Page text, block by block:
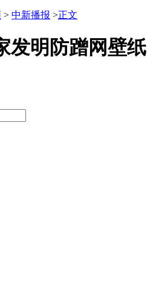
> 中新播报 >正文
发明防蹭网壁纸